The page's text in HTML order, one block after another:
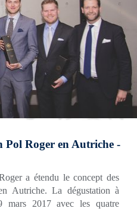
Pol Roger en Autriche -
a étendu le concept des
Autriche. La dégustation à
mars 2017 avec les quatre